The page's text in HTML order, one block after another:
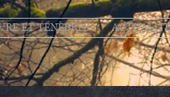
ET TÉNÈBRES